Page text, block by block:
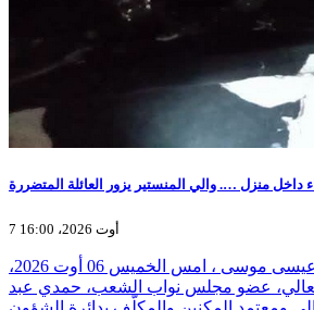
داخل منزل …. والي المنستير يزور العائلة المتضررة
7 أوت 2026، 16:00
أدى والي المنستير، عيسى موسى ، امس الخميس 06 أوت 2026،
عضو مجلس نواب الشعب، حمدي عبد